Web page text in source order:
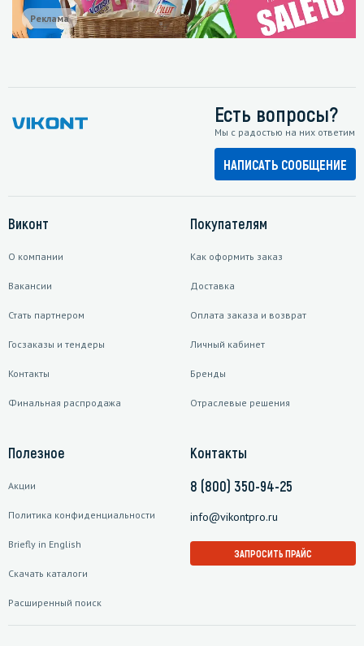
Реклама
Есть вопросы?
Мы с радостью на них ответим
НАПИСАТЬ СООБЩЕНИЕ
Виконт
О компании
Вакансии
Стать партнером
Госзаказы и тендеры
Контакты
Финальная распродажа
Покупателям
Как оформить заказ
Доставка
Оплата заказа и возврат
Личный кабинет
Бренды
Отраслевые решения
Полезное
Акции
Политика конфиденциальности
Briefly in English
Скачать каталоги
Расширенный поиск
Контакты
8 (800) 350-94-25
info@vikontpro.ru
ЗАПРОСИТЬ ПРАЙС